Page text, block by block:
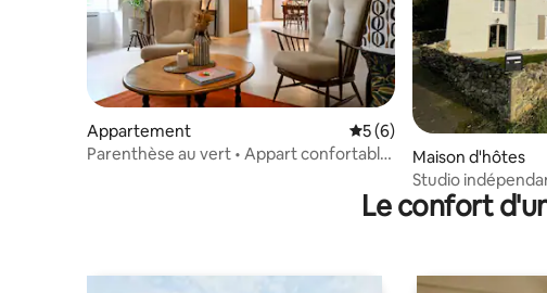
Appartement Évaluation moyenne sur
5 (6)
Parenthèse au vert • Appart confortable
Maison d'hôtes
Studio
Colmont
Le confort